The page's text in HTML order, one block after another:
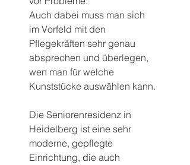
Auch dabei muss man sich
im Vorfeld mit den
Pflegekräften sehr genau
absprechen und überlegen,
wen man für welche
Kunststücke auswählen kann.
Die Seniorenresidenz in
Heidelberg ist eine sehr
moderne, gepflegte
Einrichtung, die auch